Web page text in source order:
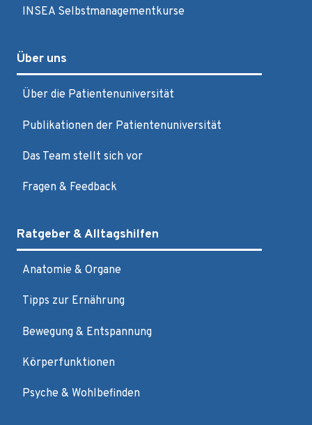
INSEA Selbstmanagementkurse
Über uns
Über die Patientenuniversität
Publikationen der Patientenuniversität
Das Team stellt sich vor
Fragen & Feedback
Ratgeber & Alltagshilfen
Anatomie & Organe
Tipps zur Ernährung
Bewegung & Entspannung
Körperfunktionen
Psyche & Wohlbefinden